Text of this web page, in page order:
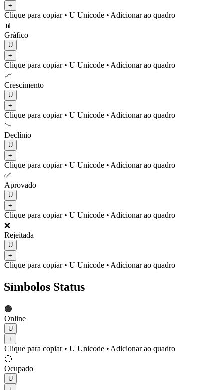
+
Clique para copiar• U Unicode • Adicionar ao quadro
📊
Gráfico
U
+
Clique para copiar• U Unicode • Adicionar ao quadro
📈
Crescimento
U
+
Clique para copiar• U Unicode • Adicionar ao quadro
📉
Declínio
U
+
Clique para copiar• U Unicode • Adicionar ao quadro
✅
Aprovado
U
+
Clique para copiar• U Unicode • Adicionar ao quadro
❌
Rejeitada
U
+
Clique para copiar• U Unicode • Adicionar ao quadro
Símbolos Status
🟢
Online
U
+
Clique para copiar• U Unicode • Adicionar ao quadro
🔴
Ocupado
U
+